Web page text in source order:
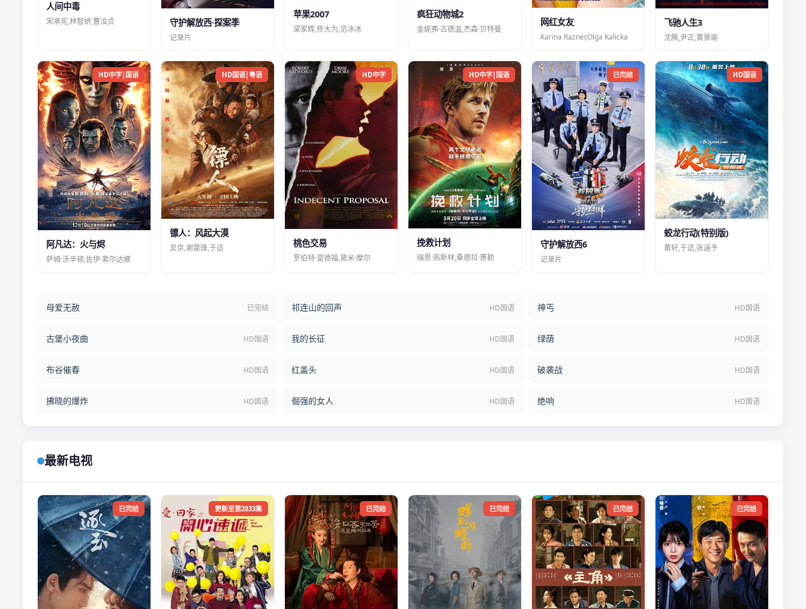
人间中毒
宋承宪,林智妍,曹汝贞 守护解放西·探案季
记录片
苹果2007
梁家辉,佟大为,范冰冰
疯狂动物城2
金妮弗·古德温,杰森·贝特曼
网红女友
Karina Razner,Olga Kalicka
飞驰人生3
沈腾,尹正,黄景瑜
HD中字|国语
阿凡达：火与烬
萨姆·沃辛顿,佐伊·索尔达娜
HD国语|粤语
镖人：风起大漠
吴京,谢霆锋,于适
HD中字
桃色交易
罗伯特·雷德福,黛米·摩尔
HD中字|国语
挽救计划
瑞恩·高斯林,桑德拉·惠勒
已完结
守护解放西6
记录片
HD国语
蛟龙行动(特别版)
黄轩,于适,张涵予
母爱无赦 已完结 祁连山的回声 HD国语 神丐 HD国语
古堡小夜曲 HD国语 我的长征 HD国语 绿荫 HD国语
布谷催春 HD国语 红盖头 HD国语 破袭战 HD国语
拂晓的爆炸 HD国语 倔强的女人 HD国语 绝响 HD国语
最新电视
已完结 更新至第2833集 已完结 已完结 已完结 已完结